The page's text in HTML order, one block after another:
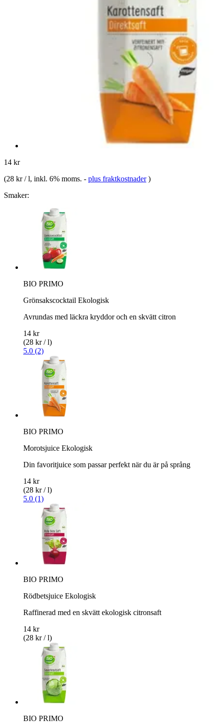
14 kr
(28 kr / l, inkl. 6% moms. - plus fraktkostnader )
Smaker:
BIO PRIMO
Grönsakscocktail Ekologisk
Avrundas med läckra kryddor och en skvätt citron
14 kr
(28 kr / l)
5.0 (2)
BIO PRIMO
Morotsjuice Ekologisk
Din favoritjuice som passar perfekt när du är på språng
14 kr
(28 kr / l)
5.0 (1)
BIO PRIMO
Rödbetsjuice Ekologisk
Raffinerad med en skvätt ekologisk citronsaft
14 kr
(28 kr / l)
BIO PRIMO